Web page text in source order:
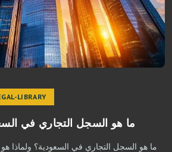
LIBRARY
ما هو السجل التجاري في
ما هو السجل التجاري في السعودية؟ ولماذا